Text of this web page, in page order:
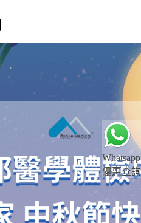
Whatsapp
優惠查詢